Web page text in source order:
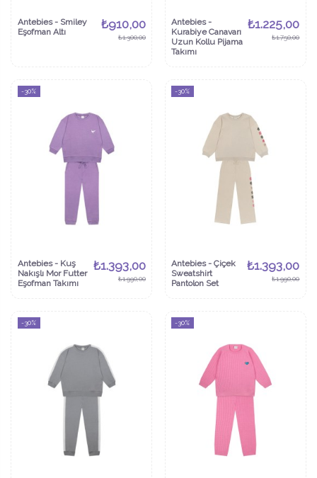
Antebies - Smiley
Eşofman Altı
₺910,00
₺1.300,00
Antebies -
Kurabiye Canavarı
Uzun Kollu Pijama
Takımı
₺1.225,00
₺1.750,00
-30%
Antebies - Kuş
Nakışlı Mor Futter
Eşofman Takımı
₺1.393,00
₺1.990,00
-30%
Antebies - Çiçek
Sweatshirt
Pantolon Set
₺1.393,00
₺1.990,00
-30% -30%